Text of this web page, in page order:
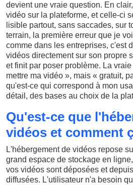
devient une vraie question. En
vidéo sur la plateforme, et celle-ci
lisible partout, sans saccades, sur
terrain, la première erreur que je
comme dans les entreprises, c'est
vidéos directement sur son propre
et finit par poser problème. La
mettre ma vidéo », mais « gratuit,
qu'est-ce qui correspond à mon
détail, des bases au choix de la
Qu'est-ce que
vidéos et comment
L'hébergement de vidéos repose
grand espace de stockage en
vos vidéos sont déposées et
diffusées. L'utilisateur n'a besoin